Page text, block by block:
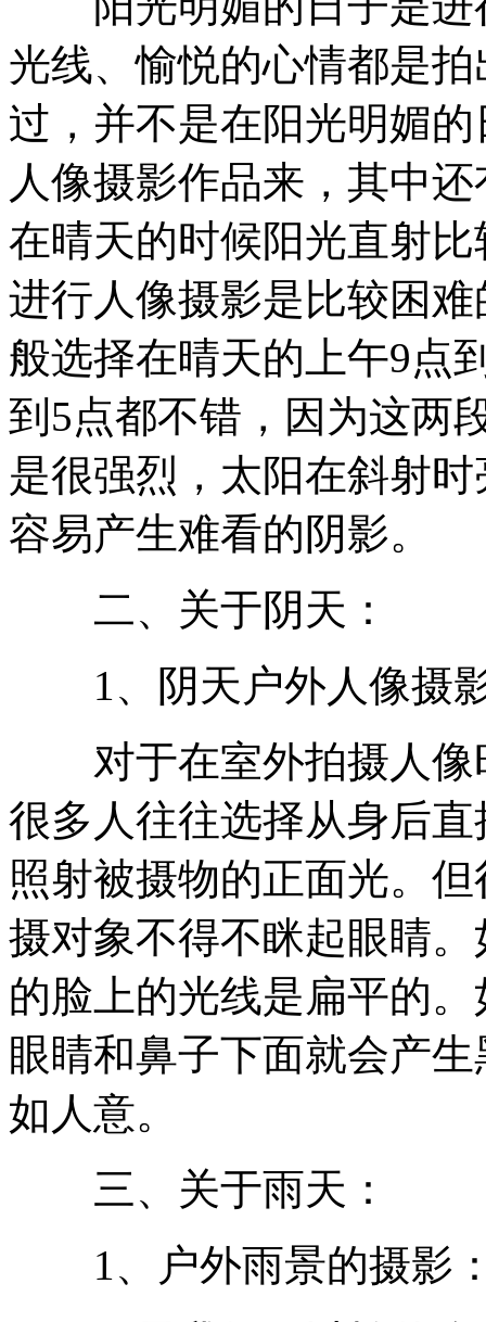
光线、愉悦的心情都是
过，并不是在阳光明媚
人像摄影作品来，其中
在晴天的时候阳光直射
进行人像摄影是比较困
般选择在晴天的上午9点
到5点都不错，因为这两
是很强烈，太阳在斜射
容易产生难看的阴影。
二、关于阴天：
1、阴天户外人像摄
对于在室外拍摄人像
很多人往往选择从身后
照射被摄物的正面光。
摄对象不得不眯起眼睛
的脸上的光线是扁平的
眼睛和鼻子下面就会产
如人意。
三、关于雨天：
1、户外雨景的摄影